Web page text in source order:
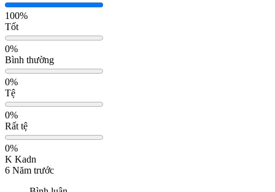
100%
Tốt
0%
Bình thường
0%
Tệ
0%
Rất tệ
0%
K Kadn
6 Năm trước